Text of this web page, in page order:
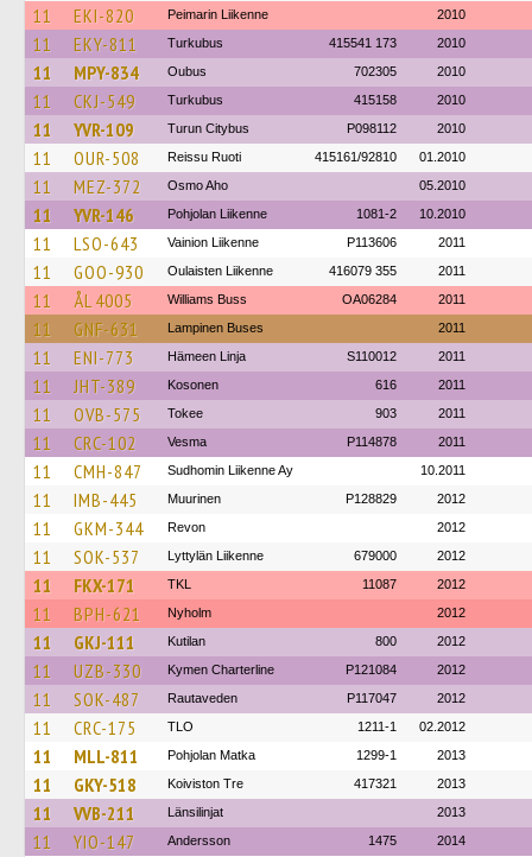
11 EKI-820 Peimarin Liikenne 2010
11 EKY-811 Turkubus 415541 173 2010
11 MPY-834 Oubus 702305 2010
11 CKJ-549 Turkubus 415158 2010
11 YVR-109 Turun Citybus P098112 2010
11 OUR-508 Reissu Ruoti 415161/92810 01.2010
11 MEZ-372 Osmo Aho 05.2010
11 YVR-146 Pohjolan Liikenne 1081-2 10.2010
11 LSO-643 Vainion Liikenne P113606 2011
11 GOO-930 Oulaisten Liikenne 416079 355 2011
11 ÅL 4005 Williams Buss OA06284 2011
11 GNF-631 Lampinen Buses 2011
11 ENI-773 Hämeen Linja S110012 2011
11 JHT-389 Kosonen 616 2011
11 OVB-575 Tokee 903 2011
11 CRC-102 Vesma P114878 2011
11 CMH-847 Sudhomin Liikenne Ay 10.2011
11 IMB-445 Muurinen P128829 2012
11 GKM-344 Revon 2012
11 SOK-537 Lyttylän Liikenne 679000 2012
11 FKX-171 TKL 11087 2012
11 BPH-621 Nyholm 2012
11 GKJ-111 Kutilan 800 2012
11 UZB-330 Kymen Charterline P121084 2012
11 SOK-487 Rautaveden P117047 2012
11 CRC-175 TLO 1211-1 02.2012
11 MLL-811 Pohjolan Matka 1299-1 2013
11 GKY-518 Koiviston Tre 417321 2013
11 VVB-211 Länsilinjat 2013
11 YIO-147 Andersson 1475 2014